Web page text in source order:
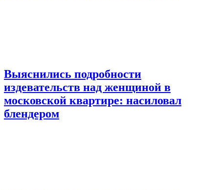
Выяснились подробности
издевательств над женщиной в
московской квартире: насиловал
блендером